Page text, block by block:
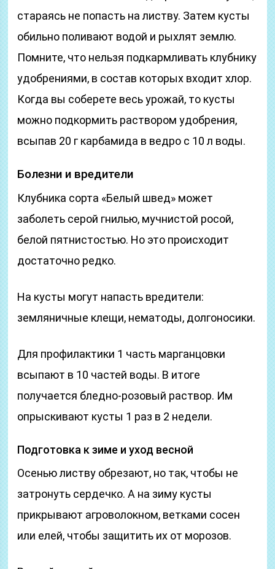
стараясь не попасть на листву. Затем кусты
обильно поливают водой и рыхлят землю.
Помните, что нельзя подкармливать клубнику
удобрениями, в состав которых входит хлор.
Когда вы соберете весь урожай, то кусты
можно подкормить раствором удобрения,
всыпав 20 г карбамида в ведро с 10 л воды.
Болезни и вредители
Клубника сорта «Белый швед» может
заболеть серой гнилью, мучнистой росой,
белой пятнистостью. Но это происходит
достаточно редко.
На кусты могут напасть вредители:
земляничные клещи, нематоды, долгоносики.
Для профилактики 1 часть марганцовки
всыпают в 10 частей воды. В итоге
получается бледно-розовый раствор. Им
опрыскивают кусты 1 раз в 2 недели.
Подготовка к зиме и уход весной
Осенью листву обрезают, но так, чтобы не
затронуть сердечко. А на зиму кусты
прикрывают агроволокном, ветками сосен
или елей, чтобы защитить их от морозов.